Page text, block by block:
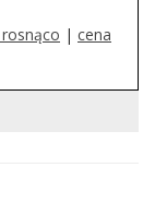
| cena